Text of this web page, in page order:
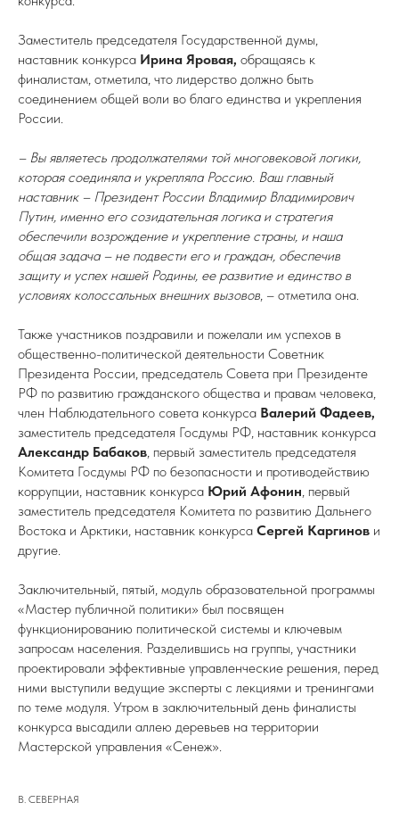
Заместитель председателя Государственной думы,
наставник конкурса Ирина Яровая, обращаясь к
финалистам, отметила, что лидерство должно быть
соединением общей воли во благо единства и укрепления
России.
– Вы являетесь продолжателями той многовековой логики,
которая соединяла и укрепляла Россию. Ваш главный
наставник – Президент России Владимир Владимирович
Путин, именно его созидательная логика и стратегия
обеспечили возрождение и укрепление страны, и наша
общая задача – не подвести его и граждан, обеспечив
защиту и успех нашей Родины, ее развитие и единство в
условиях колоссальных внешних вызовов, – отметила она.
Также участников поздравили и пожелали им успехов в
общественно-политической деятельности Советник
Президента России, председатель Совета при Президенте
РФ по развитию гражданского общества и правам человека,
член Наблюдательного совета конкурса Валерий Фадеев,
заместитель председателя Госдумы РФ, наставник конкурса
Александр Бабаков, первый заместитель председателя
Комитета Госдумы РФ по безопасности и противодействию
коррупции, наставник конкурса Юрий Афонин, первый
заместитель председателя Комитета по развитию Дальнего
Востока и Арктики, наставник конкурса Сергей Каргинов и
другие.
Заключительный, пятый, модуль образовательной программы
«Мастер публичной политики» был посвящен
функционированию политической системы и ключевым
запросам населения. Разделившись на группы, участники
проектировали эффективные управленческие решения, перед
ними выступили ведущие эксперты с лекциями и тренингами
по теме модуля. Утром в заключительный день финалисты
конкурса высадили аллею деревьев на территории
Мастерской управления «Сенеж».
В. СЕВЕРНАЯ